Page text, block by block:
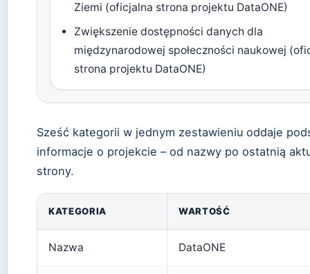
Ziemi (oficjalna strona projektu DataONE)
Zwiększenie dostępności danych dla
międzynarodowej społeczności naukowej
strona projektu DataONE)
Sześć kategorii w jednym zestawieniu oddaje
informacje o projekcie – od nazwy po ostatnią
strony.
KATEGORIA WARTOŚĆ
Nazwa DataONE